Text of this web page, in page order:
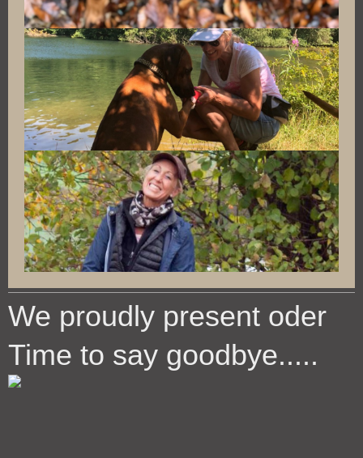
We proudly present oder
Time to say goodbye.....